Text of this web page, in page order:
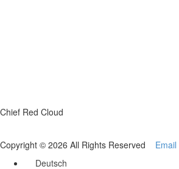
Chief Red Cloud
Copyright © 2026 All Rights Reserved Email
Deutsch